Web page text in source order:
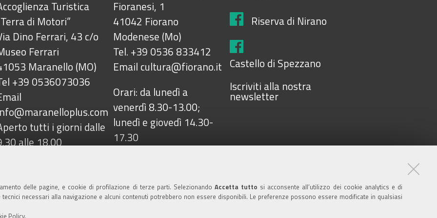
delle pagine, e cookie di profilazione di terze parti. SelezionandoAccetta tutto si acconsente all’utilizzo dei cookie analytics e di
necessari alla navigazione e alcuni contenuti potrebbero non essere disponibili. Le preferenze possono essere modificate in qualsiasi
Policy.
Turistica
di Motori”
Dino Ferrari, 43 c/o
Ferrari
Maranello (MO)
+39 0536073036
tutti i giorni dalle
alle 18.00
Fioranesi, 1
41042 Fiorano
Modenese (Mo)
Tel. +39 0536 833412
Email cultura@fiorano.it
Orari: da lunedì a
venerdì 8.30-13.00;
lunedì e giovedì 14.30-
17.30
Riserva di Nirano
Castello di Spezzano
Iscriviti alla nostra
newsletter
Ciro Menotti, 1 - 41042 Fiorano Modenese (Mo) C.F. 84001590367 - P.IVA